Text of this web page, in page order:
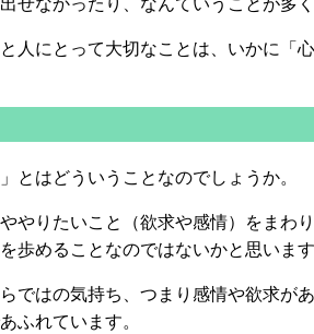
人にとって大切なことは、いかに「
とはどういうことなのでしょうか。
やりたいこと（欲求や感情）をまわ
歩めることなのではないかと思います
ではの気持ち、つまり感情や欲求が
ふれています。